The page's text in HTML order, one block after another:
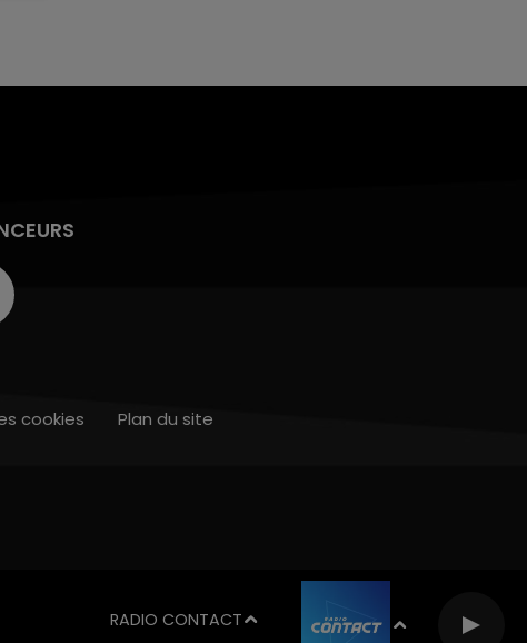
RADIO CONTACT
cookies Plan du site